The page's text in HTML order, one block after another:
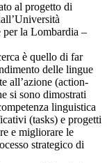
al progetto di
la Lombardia –
è quello di far
delle lingue
all’azione (action-
si sono dimostrati
linguistica
(tasks) e progetti
e migliorare le
strategico di